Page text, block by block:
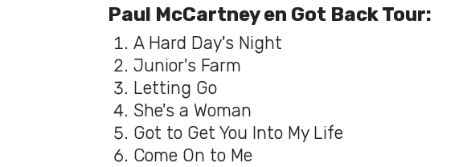
Paul McCartney en Got Back Tour:
A Hard Day's Night
Junior's Farm
Letting Go
She's a Woman
Got to Get You Into My Life
Come On to Me